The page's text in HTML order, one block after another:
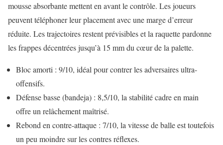
mousse absorbante mettent en avant le contrôle. Les joueurs
peuvent téléphoner leur placement avec une marge d’erreur
réduite. Les trajectoires restent prévisibles et la raquette pardonne
les frappes décentrées jusqu’à 15 mm du cœur de la palette.
Bloc amorti : 9/10, idéal pour contrer les adversaires ultra-
offensifs.
Défense basse (bandeja) : 8,5/10, la stabilité cadre en main
offre un relâchement maîtrisé.
Rebond en contre-attaque : 7/10, la vitesse de balle est toutefois
un peu moindre sur les contres réflexes.